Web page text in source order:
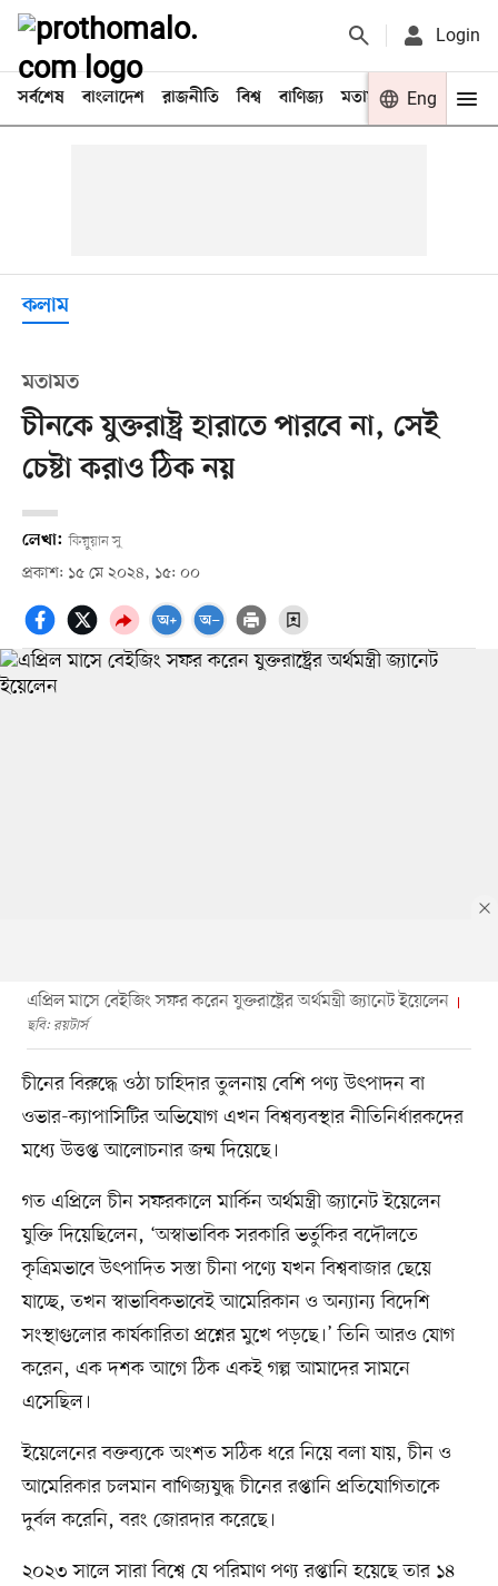
Login
সর্বশেষ বাংলাদেশ রাজনীতি বিশ্ব বাণিজ্য মতামত খেলা
Eng
কলাম
মতামত
চীনকে যুক্তরাষ্ট্র হারাতে পারবে না, সেই
চেষ্টা করাও ঠিক নয়
লেখা: কিয়ুয়ান সু
প্রকাশ: ১৫ মে ২০২৪, ১৫: ০০
এপ্রিল মাসে বেইজিং সফর করেন যুক্তরাষ্ট্রের অর্থমন্ত্রী জ্যানেট ইয়েলেন
ছবি: রয়টার্স
চীনের বিরুদ্ধে ওঠা চাহিদার তুলনায় বেশি পণ্য উৎপাদন বা
ওভার-ক্যাপাসিটির অভিযোগ এখন বিশ্বব্যবস্থার নীতিনির্ধারকদের
মধ্যে উত্তপ্ত আলোচনার জন্ম দিয়েছে।
গত এপ্রিলে চীন সফরকালে মার্কিন অর্থমন্ত্রী জ্যানেট ইয়েলেন
যুক্তি দিয়েছিলেন, ‘অস্বাভাবিক সরকারি ভর্তুকির বদৌলতে
কৃত্রিমভাবে উৎপাদিত সস্তা চীনা পণ্যে যখন বিশ্ববাজার ছেয়ে
যাচ্ছে, তখন স্বাভাবিকভাবেই আমেরিকান ও অন্যান্য বিদেশি
সংস্থাগুলোর কার্যকারিতা প্রশ্নের মুখে পড়ছে।’ তিনি আরও যোগ
করেন, এক দশক আগে ঠিক একই গল্প আমাদের সামনে
এসেছিল।
ইয়েলেনের বক্তব্যকে অংশত সঠিক ধরে নিয়ে বলা যায়, চীন ও
আমেরিকার চলমান বাণিজ্যযুদ্ধ চীনের রপ্তানি প্রতিযোগিতাকে
দুর্বল করেনি, বরং জোরদার করেছে।
২০২৩ সালে সারা বিশ্বে যে পরিমাণ পণ্য রপ্তানি হয়েছে তার ১৪